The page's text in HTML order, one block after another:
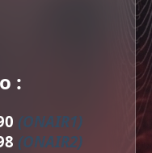
:
(ONAIR1)
(ONAIR2)